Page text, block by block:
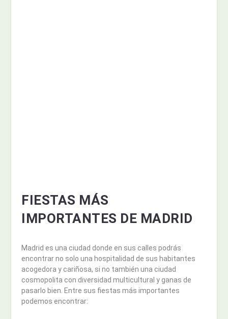
FIESTAS MÁS
IMPORTANTES DE MADRID
Madrid es una ciudad donde en sus calles podrás
encontrar no solo una hospitalidad de sus habitantes
acogedora y cariñosa, si no también una ciudad
cosmopolita con diversidad multicultural y ganas de
pasarlo bien. Entre sus fiestas más importantes
podemos encontrar: